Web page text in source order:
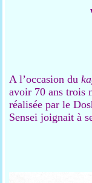
A l’occasion du
avoir 70 ans trois
réalisée par le
Sensei joignait à